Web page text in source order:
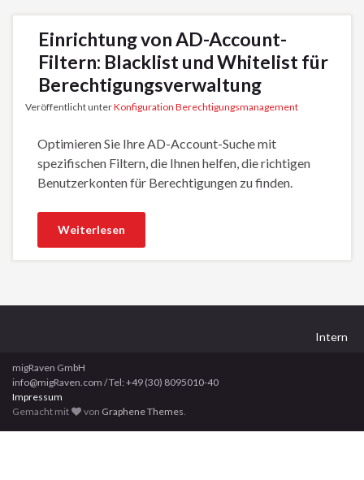
Einrichtung von AD-Account-
Filtern: Blacklist und Whitelist für
Berechtigungsverwaltung
Veröffentlicht unterKonfiguration Berechtigungsmanagement
Optimieren Sie Ihre AD-Account-Suche mit
spezifischen Filtern, die Ihnen helfen, die richtigen
Benutzerkonten für Berechtigungen zu finden.
Weiterlesen
Intern
migRaven GmbH
info@migRaven.com / Tel: +49 (30) 8095010-40
Impressum
Gemacht mit
von Graphene Themes